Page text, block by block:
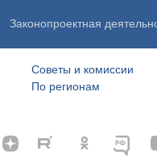
Законопроектная
Советы и комиссии
По регионам